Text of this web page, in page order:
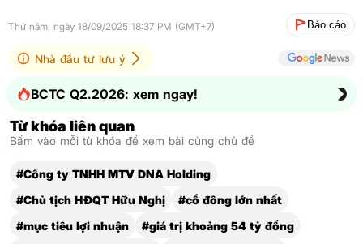
Thứ năm, ngày 18/09/2025 18:37 PM (GMT+7) Báo cáo
Nhà đầu tư lưu ý
BCTC Q2.2026: xem ngay!
Từ khóa liên quan
Bấm vào mỗi từ khóa để xem bài cùng chủ đề
#Công ty TNHH MTV DNA Holding
#Chủ tịch HĐQT Hữu Nghị
#cổ đông lớn nhất
#mục tiêu lợi nhuận
#giá trị khoảng 54 tỷ đồng